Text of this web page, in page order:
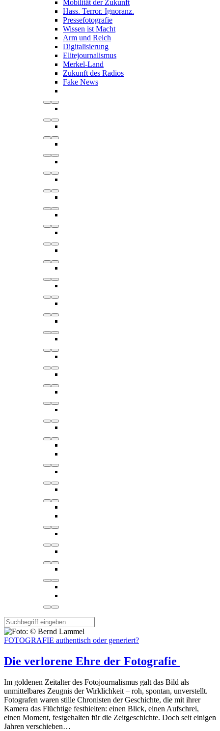
Mobilität der Zukunft
Hass. Terror. Ignoranz.
Pressefotografie
Wissen ist Macht
Arm und Reich
Digitalisierung
Elitejournalismus
Merkel-Land
Zukunft des Radios
Fake News
FOTOGRAFIE authentisch oder generiert?
Die verlorene Ehre der Fotografie
Im goldenen Zeitalter des Fotojournalismus galt das Bild als
unmittelbares Zeugnis der Wirklichkeit – roh, spontan, unverstellt.
Fotografen waren stille Chronisten der Geschichte, die mit ihrer
Kamera das Flüchtige festhielten: einen Blick, einen Aufschrei,
einen Moment, festgehalten für die Zeitgeschichte. Doch seit einigen
Jahren verschieben…